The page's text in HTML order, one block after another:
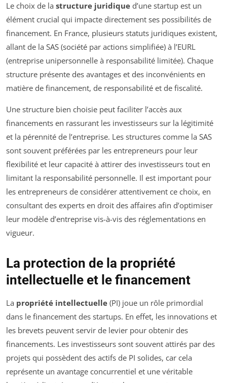
Le choix de la structure juridique d’une startup est un
élément crucial qui impacte directement ses possibilités de
financement. En France, plusieurs statuts juridiques existent,
allant de la SAS (société par actions simplifiée) à l’EURL
(entreprise unipersonnelle à responsabilité limitée). Chaque
structure présente des avantages et des inconvénients en
matière de financement, de responsabilité et de fiscalité.
Une structure bien choisie peut faciliter l’accès aux
financements en rassurant les investisseurs sur la légitimité
et la pérennité de l’entreprise. Les structures comme la SAS
sont souvent préférées par les entrepreneurs pour leur
flexibilité et leur capacité à attirer des investisseurs tout en
limitant la responsabilité personnelle. Il est important pour
les entrepreneurs de considérer attentivement ce choix, en
consultant des experts en droit des affaires afin d’optimiser
leur modèle d’entreprise vis-à-vis des réglementations en
vigueur.
La protection de la propriété
intellectuelle et le financement
La propriété intellectuelle (PI) joue un rôle primordial
dans le financement des startups. En effet, les innovations et
les brevets peuvent servir de levier pour obtenir des
financements. Les investisseurs sont souvent attirés par des
projets qui possèdent des actifs de PI solides, car cela
représente un avantage concurrentiel et une véritable